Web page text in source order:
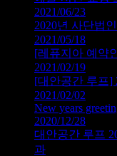
2021/06/23
2020년 사단법
2021/05/18
[레퓨지아 예약
2021/02/19
[대안공간 루프]
2021/02/02
New years
2020/12/28
대안공간 루프
과